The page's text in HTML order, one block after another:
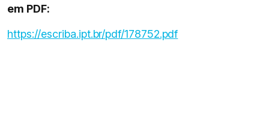
em PDF:
https://escriba.ipt.br/pdf/178752.pdf